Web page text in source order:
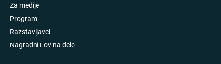
Za medije
Program
Razstavljavci
Nagradni Lov na delo